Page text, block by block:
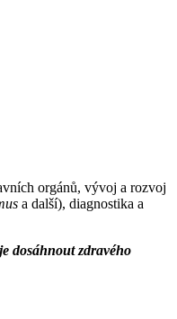
orgánů, vývoj a rozvoj
a další), diagnostika a
je dosáhnout zdravého